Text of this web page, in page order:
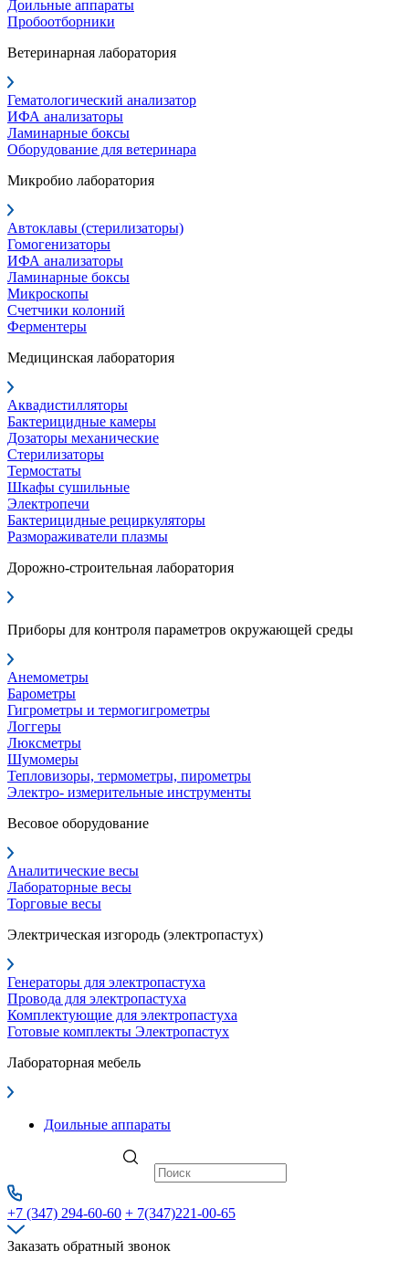
Доильные аппараты
Пробоотборники
Ветеринарная лаборатория
Гематологический анализатор
ИФА анализаторы
Ламинарные боксы
Оборудование для ветеринара
Микробио лаборатория
Автоклавы (стерилизаторы)
Гомогенизаторы
ИФА анализаторы
Ламинарные боксы
Микроскопы
Счетчики колоний
Ферментеры
Медицинская лаборатория
Аквадистилляторы
Бактерицидные камеры
Дозаторы механические
Стерилизаторы
Термостаты
Шкафы сушильные
Электропечи
Бактерицидные рециркуляторы
Размораживатели плазмы
Дорожно-строительная лаборатория
Приборы для контроля параметров окружающей среды
Анемометры
Барометры
Гигрометры и термогигрометры
Логгеры
Люксметры
Шумомеры
Тепловизоры, термометры, пирометры
Электро- измерительные инструменты
Весовое оборудование
Аналитические весы
Лабораторные весы
Торговые весы
Электрическая изгородь (электропастух)
Генераторы для электропастуха
Провода для электропастуха
Комплектующие для электропастуха
Готовые комплекты Электропастух
Лабораторная мебель
Доильные аппараты
+7 (347) 294-60-60 + 7(347)221-00-65
Заказать обратный звонок